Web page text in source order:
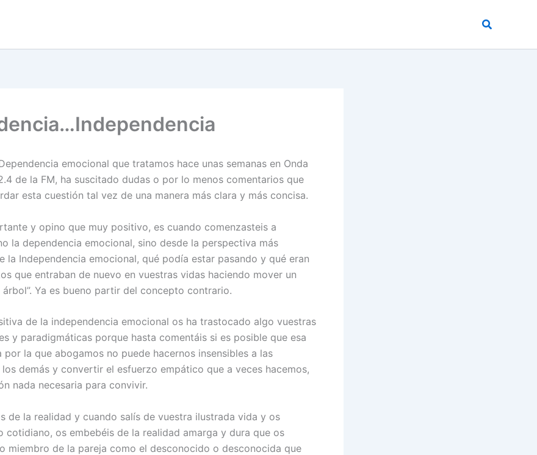
Buscar
emocional que tratamos hace unas semanas en Onda
de la FM, ha suscitado dudas o por lo menos comentarios que
esta cuestión tal vez de una manera más clara y más concisa.
y opino que muy positivo, es cuando comenzasteis a
la dependencia emocional, sino desde la perspectiva más
la Independencia emocional, qué podía estar pasando y qué eran
que entraban de nuevo en vuestras vidas haciendo mover un
Ya es bueno partir del concepto contrario.
de la independencia emocional os ha trastocado algo vuestras
y paradigmáticas porque hasta comentáis si es posible que esa
por la que abogamos no puede hacernos insensibles a las
demás y convertir el esfuerzo empático que a veces hacemos,
nada necesaria para convivir.
de la realidad y cuando salís de vuestra ilustrada vida y os
cotidiano, os embebéis de la realidad amarga y dura que os
miembro de la pareja como el desconocido o desconocida que